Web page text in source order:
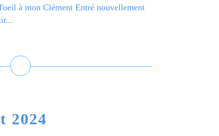
à mon Clément Entré nouvellement
2024